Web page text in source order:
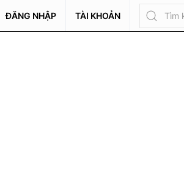
ĐĂNG NHẬP TÀI KHOẢN